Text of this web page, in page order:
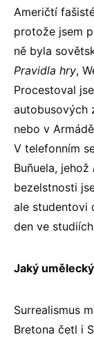
Američtí
protože jsem
ně byla
Pravidla hry,
Procestoval
autobusových
nebo v
V telefonním
Buñuela, jehož
bezelstnosti
ale studentovi
den ve
Jaký
Surrealismus
Bretona četl i